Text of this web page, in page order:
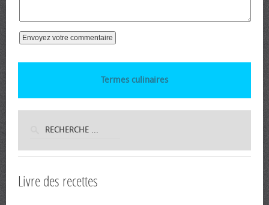
Termes culinaires
Livre des recettes